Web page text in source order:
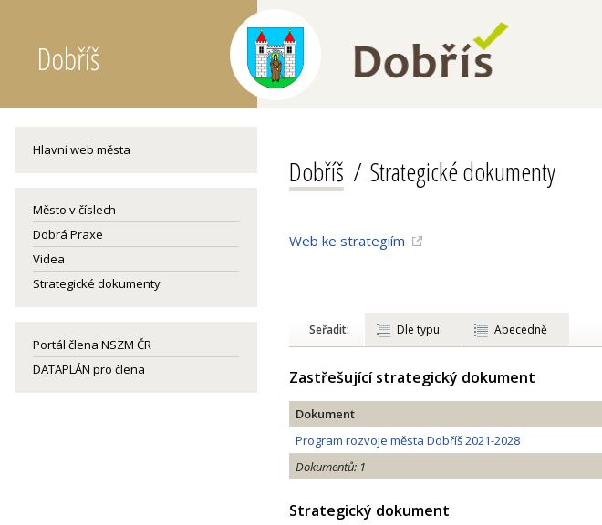
Dobříš
Hlavní web města
Město v číslech
Dobrá Praxe
Videa
Strategické dokumenty
Portál člena NSZM ČR
DATAPLÁN pro člena
Dobříš Strategické dokumenty
Web ke strategiím
Seřadit: Dle typu Abecedně
Zastřešující strategický dokument
Dokument
Program rozvoje města Dobříš 2021-2028
Dokumentů: 1
Strategický dokument